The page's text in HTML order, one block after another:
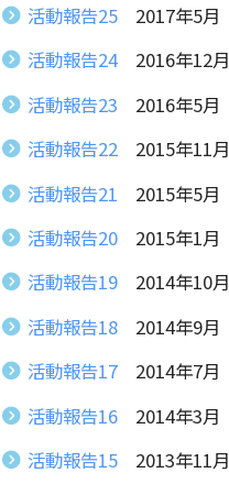
活動報告25 2017年5月
活動報告242016年12月
活動報告23 2016年5月
活動報告22 2015年11月
活動報告21 2015年5月
活動報告20 2015年1月
活動報告19 2014年10月
活動報告18 2014年9月
活動報告17 2014年7月
活動報告16 2014年3月
活動報告15 2013年11月